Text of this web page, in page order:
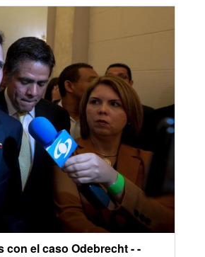
con el caso Odebrecht - -